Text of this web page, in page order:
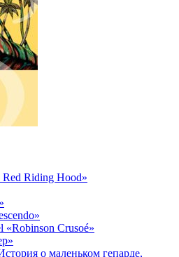
Riding Hood»
«Robinson Crusoé»
о маленьком гепарде,